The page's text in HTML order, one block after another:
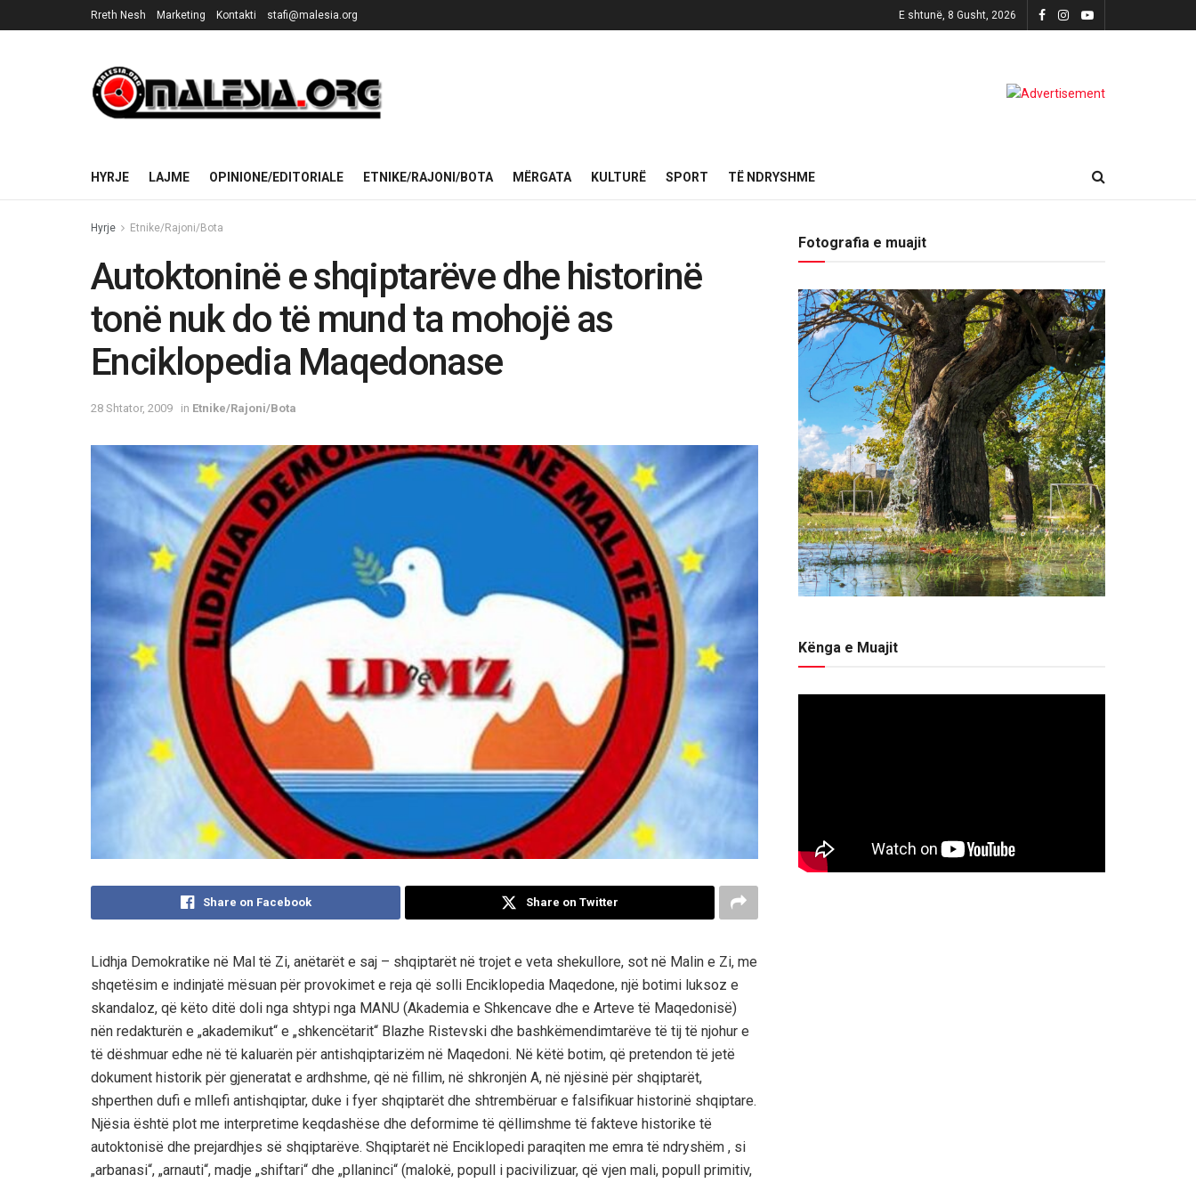
Rreth Nesh Marketing Kontakti stafi@malesia.org E shtunë, 8 Gusht, 2026
HYRJE LAJME OPINIONE/EDITORIALE ETNIKE/RAJONI/BOTA MËRGATA KULTURË SPORT TË NDRYSHME
Hyrje Etnike/Rajoni/Bota
Autoktoninë e shqiptarëve dhe historinë
tonë nuk do të mund ta mohojë as
Enciklopedia Maqedonase
28 Shtator, 2009 in Etnike/Rajoni/Bota
Share on Facebook Share on Twitter
Lidhja Demokratike në Mal të Zi, anëtarët e saj – shqiptarët në trojet e veta shekullore, sot në Malin e Zi, me
shqetësim e indinjatë mësuan për provokimet e reja që solli Enciklopedia Maqedone, një botimi luksoz e
skandaloz, që këto ditë doli nga shtypi nga MANU (Akademia e Shkencave dhe e Arteve të Maqedonisë)
nën redakturën e „akademikut“ e „shkencëtarit“ Blazhe Ristevski dhe bashkëmendimtarëve të tij të njohur e
të dëshmuar edhe në të kaluarën për antishqiptarizëm në Maqedoni. Në këtë botim, që pretendon të jetë
dokument historik për gjeneratat e ardhshme, që në fillim, në shkronjën A, në njësinë për shqiptarët,
shperthen dufi e mllefi antishqiptar, duke i fyer shqiptarët dhe shtrembëruar e falsifikuar historinë shqiptare.
Njësia është plot me interpretime keqdashëse dhe deformime të qëllimshme të fakteve historike të
autoktonisë dhe prejardhjes së shqiptarëve. Shqiptarët në Enciklopedi paraqiten me emra të ndryshëm , si
„arbanasi“, „arnauti“, madje „shiftari“ dhe „pllaninci“ (malokë, popull i pacivilizuar, që vjen mali, popull primitiv,
Fotografia e muajit
Kënga e Muajit